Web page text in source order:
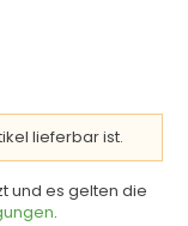
lieferbar ist.
und es gelten die
.